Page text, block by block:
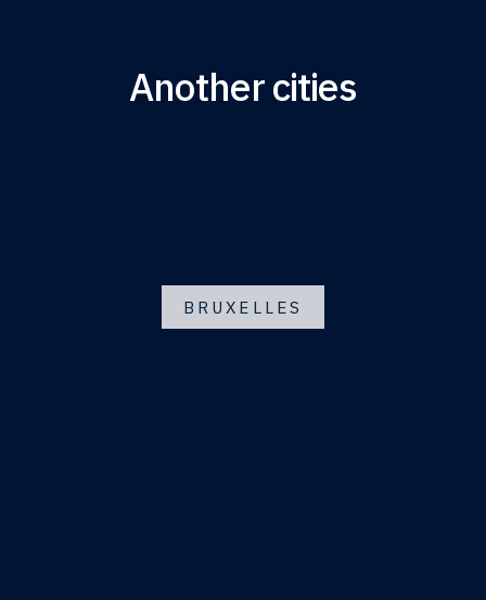
Another cities
BRUXELLES